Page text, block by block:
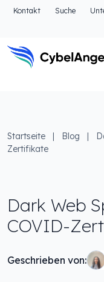
Zum Kopfbereich
Zur Suche gehen
Zum Fußbereich
Kontakt Suche
Hauptnavigation
Startseite | Blog |
Zertifikate
Dark Web
COVID-
Geschrieben von: